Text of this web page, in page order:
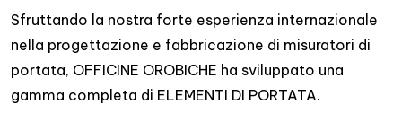
Sfruttando la nostra forte esperienza internazionale
nella progettazione e fabbricazione di misuratori di
portata, OFFICINE OROBICHE ha sviluppato una
gamma completa di ELEMENTI DI PORTATA.